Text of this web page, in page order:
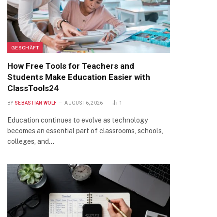
GESCHÄFT
How Free Tools for Teachers and
Students Make Education Easier with
ClassTools24
BY SEBASTIAN WOLF AUGUST 6, 2026 1
Education continues to evolve as technology
becomes an essential part of classrooms, schools,
colleges, and…